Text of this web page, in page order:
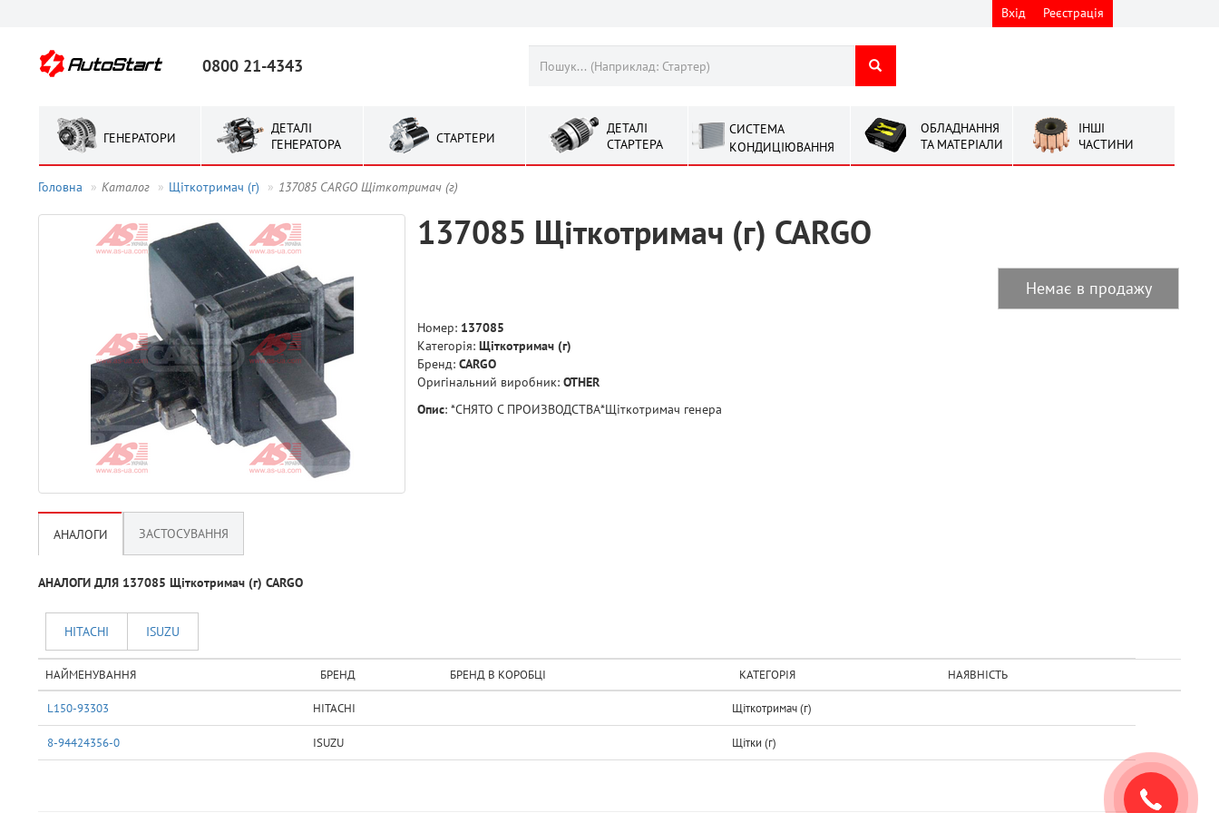
Вхід Реєстрація
0800 21-4343
ГЕНЕРАТОРИ
ДЕТАЛІ
ГЕНЕРАТОРА
СТАРТЕРИ
ДЕТАЛІ
СТАРТЕРА
СИСТЕМА
КОНДИЦІЮВАННЯ
ОБЛАДНАННЯ
ТА МАТЕРІАЛИ
ІНШІ
ЧАСТИНИ
Головна Каталог Щіткотримач (г) 137085 CARGO Щіткотримач (г)
137085 Щіткотримач (г) CARGO
Немає в продажу
Номер: 137085
Категорія: Щіткотримач (г)
Бренд: CARGO
Оригінальний виробник: OTHER
Опис: *СНЯТО С ПРОИЗВОДСТВА*Щiткотримач генера
АНАЛОГИ ЗАСТОСУВАННЯ
АНАЛОГИ ДЛЯ 137085 Щіткотримач (г) CARGO
HITACHI ISUZU
НАЙМЕНУВАННЯ БРЕНД БРЕНД В КОРОБЦІ КАТЕГОРІЯ НАЯВНІСТЬ
L150-93303 HITACHI Щіткотримач (г)
8-94424356-0 ISUZU Щітки (г)